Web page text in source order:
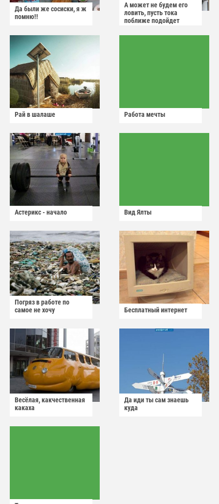
Да были же сосиски, я ж
помню!!
А может не будем его
ловить, пусть тока
поближе подойдет
Рай в шалаше Работа мечты
Астерикс - начало Вид Ялты
Погряз в работе по
самое не хочу
Бесплатный интернет
Весёлая, какчественная
какаха
Да иди ты сам знаешь
куда